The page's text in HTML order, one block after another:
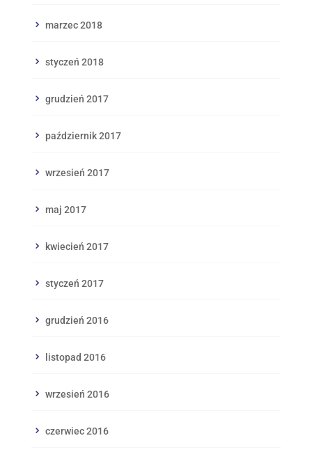
marzec 2018
styczeń 2018
grudzień 2017
październik 2017
wrzesień 2017
maj 2017
kwiecień 2017
styczeń 2017
grudzień 2016
listopad 2016
wrzesień 2016
czerwiec 2016